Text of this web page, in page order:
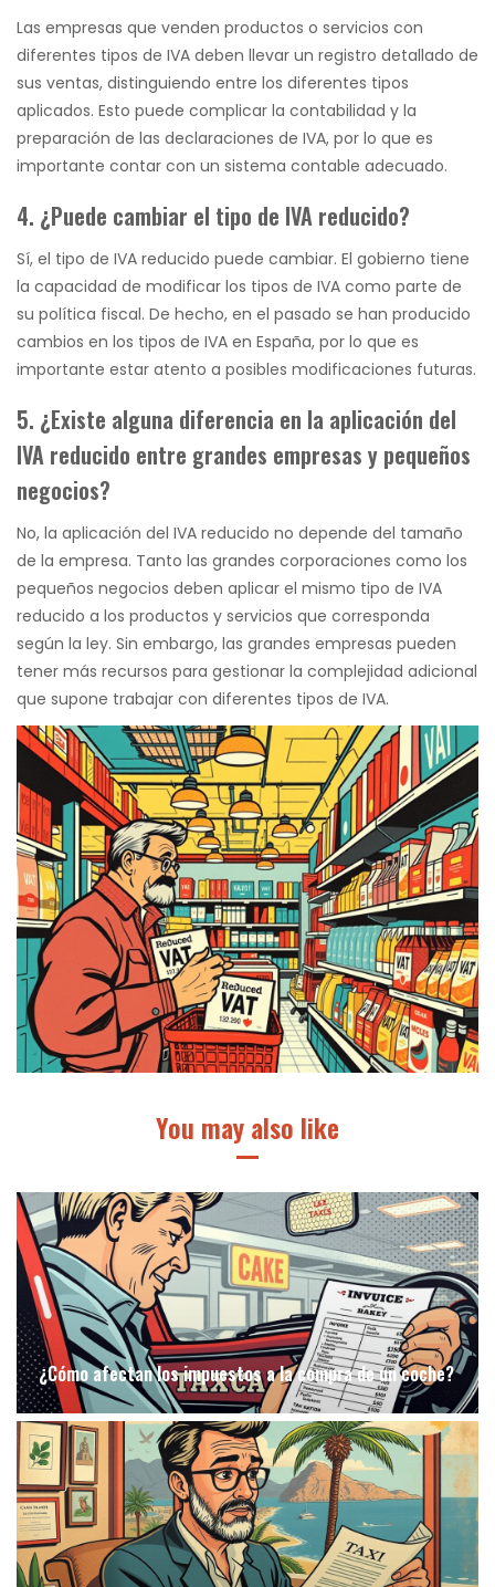
Las empresas que venden productos o servicios con
diferentes tipos de IVA deben llevar un registro detallado de
sus ventas, distinguiendo entre los diferentes tipos
aplicados. Esto puede complicar la contabilidad y la
preparación de las declaraciones de IVA, por lo que es
importante contar con un sistema contable adecuado.
4. ¿Puede cambiar el tipo de IVA reducido?
Sí, el tipo de IVA reducido puede cambiar. El gobierno tiene
la capacidad de modificar los tipos de IVA como parte de
su política fiscal. De hecho, en el pasado se han producido
cambios en los tipos de IVA en España, por lo que es
importante estar atento a posibles modificaciones futuras.
5. ¿Existe alguna diferencia en la aplicación del
IVA reducido entre grandes empresas y pequeños
negocios?
No, la aplicación del IVA reducido no depende del tamaño
de la empresa. Tanto las grandes corporaciones como los
pequeños negocios deben aplicar el mismo tipo de IVA
reducido a los productos y servicios que corresponda
según la ley. Sin embargo, las grandes empresas pueden
tener más recursos para gestionar la complejidad adicional
que supone trabajar con diferentes tipos de IVA.
You may also like
¿Cómo afectan los impuestos a la compra de un coche?